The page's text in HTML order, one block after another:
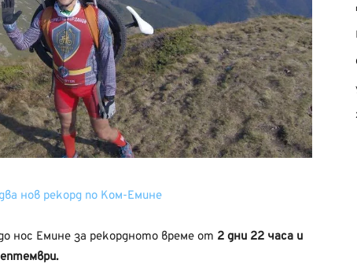
нов рекорд по Ком-Емине
нос Емине за рекордното време от 2 дни 22 часа и